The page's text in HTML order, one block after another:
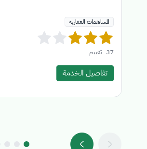
المساهمات العقارية
37 تقييم
تفاصيل الخدمة